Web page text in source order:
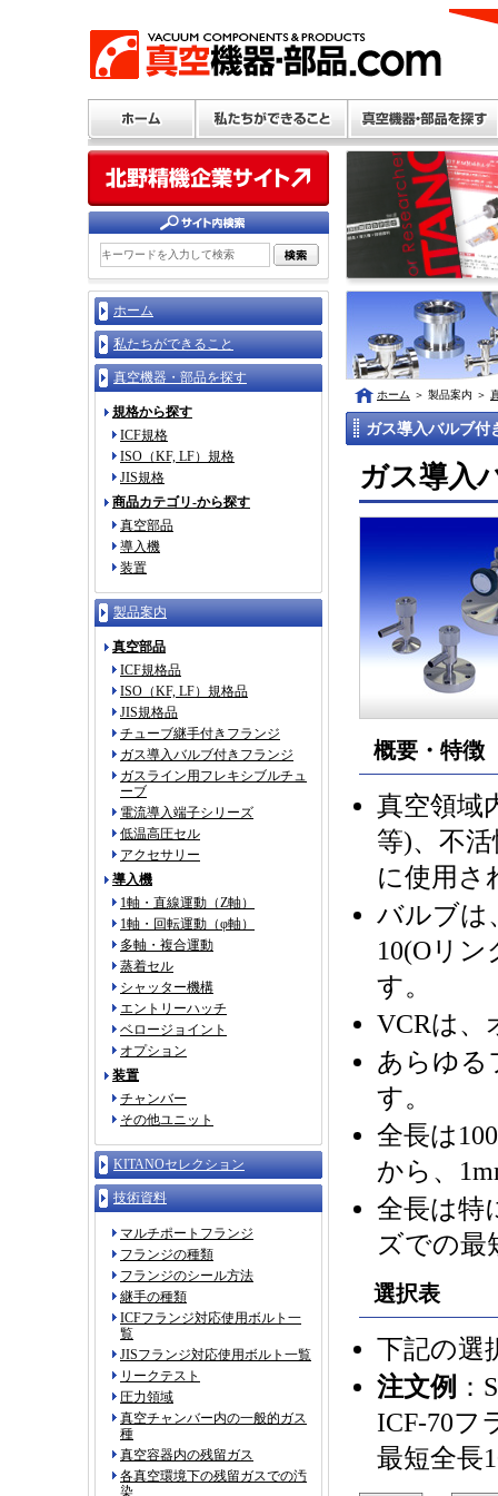
ホーム
私たちができること
真空機器・部品を探す
規格から探す
ICF規格
ISO（KF, LF）規格
JIS規格
商品カテゴリ-から探す
真空部品
導入機
装置
製品案内
真空部品
ICF規格品
ISO（KF, LF）規格品
JIS規格品
チューブ継手付きフランジ
ガス導入バルブ付きフランジ
ガスライン用フレキシブルチュ
ーブ
電流導入端子シリーズ
低温高圧セル
アクセサリー
導入機
1軸・直線運動（Z軸）
1軸・回転運動（φ軸）
多軸・複合運動
蒸着セル
シャッター機構
エントリーハッチ
ベロージョイント
オプション
装置
チャンバー
その他ユニット
KITANOセレクション
技術資料
マルチポートフランジ
フランジの種類
フランジのシール方法
継手の種類
ICFフランジ対応使用ボルト一
覧
JISフランジ対応使用ボルト一覧
リークテスト
圧力領域
真空チャンバー内の一般的ガス
種
真空容器内の残留ガス
各真空環境下の残留ガスでの汚
染
ホーム ＞ 製品案内 ＞
ガス導入バルブ付
ガス導入
概要・特徴
真空領域
等)、不
に使用さ
バルブは
10(Oリ
す。
VCRは、
あらゆる
す。
全長は
から、
全長は特
ズでの最
選択表
下記の選
注文例
ICF-70フ
最短全長